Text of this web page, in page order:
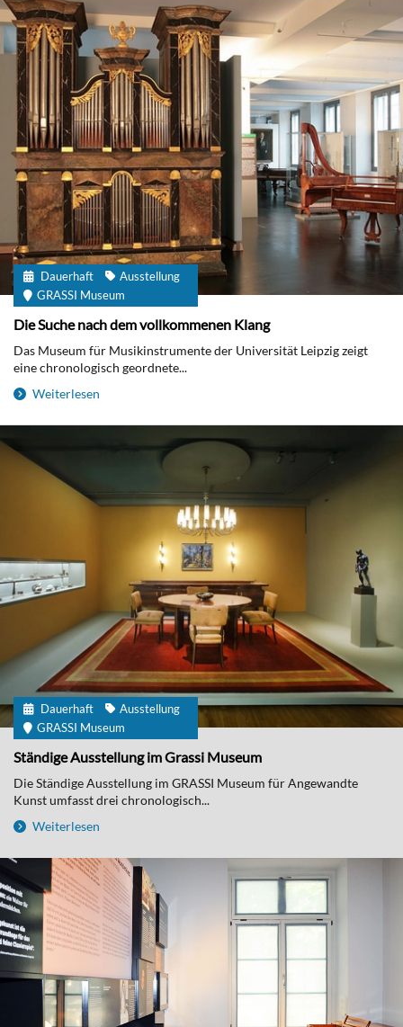
Dauerhaft
Ausstellung
GRASSI Museum
Die Suche nach dem vollkommenen Klang
Das Museum für Musikinstrumente der Universität Leipzig zeigt
eine chronologisch geordnete...
Weiterlesen
Dauerhaft
Ausstellung
GRASSI Museum
Ständige Ausstellung im Grassi Museum
Die Ständige Ausstellung im GRASSI Museum für Angewandte
Kunst umfasst drei chronologisch...
Weiterlesen